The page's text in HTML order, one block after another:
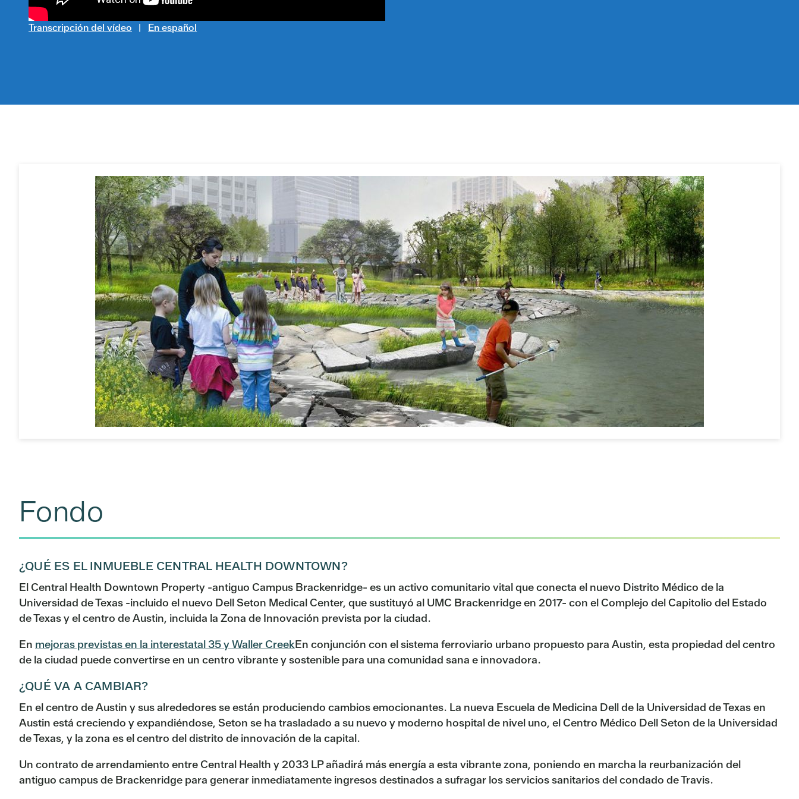
Transcripción del vídeo En español
Fondo
¿QUÉ ES EL INMUEBLE CENTRAL HEALTH DOWNTOWN?
El Central Health Downtown Property -antiguo Campus Brackenridge- es un activo comunitario vital que conecta el nuevo Distrito Médico de la
Universidad de Texas -incluido el nuevo Dell Seton Medical Center, que sustituyó al UMC Brackenridge en 2017- con el Complejo del Capitolio del Estado
de Texas y el centro de Austin, incluida la Zona de Innovación prevista por la ciudad.
En mejoras previstas en la interestatal 35 y Waller CreekEn conjunción con el sistema ferroviario urbano propuesto para Austin, esta propiedad del centro
de la ciudad puede convertirse en un centro vibrante y sostenible para una comunidad sana e innovadora.
¿QUÉ VA A CAMBIAR?
En el centro de Austin y sus alrededores se están produciendo cambios emocionantes. La nueva Escuela de Medicina Dell de la Universidad de Texas en
Austin está creciendo y expandiéndose, Seton se ha trasladado a su nuevo y moderno hospital de nivel uno, el Centro Médico Dell Seton de la Universidad
de Texas, y la zona es el centro del distrito de innovación de la capital.
Un contrato de arrendamiento entre Central Health y 2033 LP añadirá más energía a esta vibrante zona, poniendo en marcha la reurbanización del
antiguo campus de Brackenridge para generar inmediatamente ingresos destinados a sufragar los servicios sanitarios del condado de Travis.